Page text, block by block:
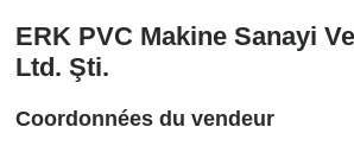
ERK PVC Makine Sanayi
Ltd. Şti.
Coordonnées du vendeur